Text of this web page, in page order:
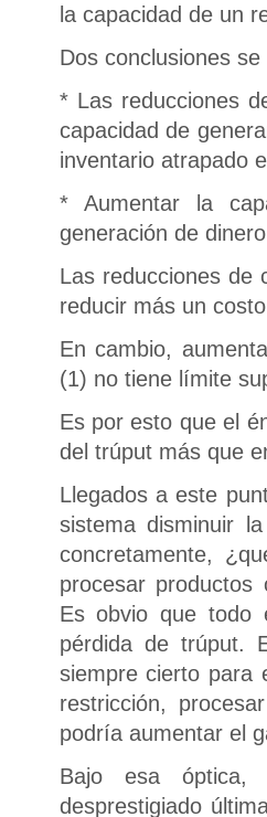
la capacidad de un
Dos conclusiones
* Las reducciones
capacidad de
inventario atrapado
* Aumentar la
generación de
Las reducciones de
reducir más un
En cambio,
(1) no tiene límite
Es por esto que el
del trúput más que
Llegados a este
sistema disminuir
concretamente,
procesar productos
Es obvio que todo
pérdida de trúput.
siempre cierto para
restricción,
podría aumentar el
Bajo esa óptica,
desprestigiado